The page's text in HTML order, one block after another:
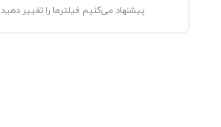
پیشنهاد می‌کنیم فیلترها را تغییر دهید